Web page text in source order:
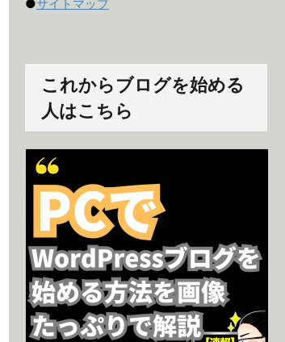
●サイトマップ
これからブログを始める
人はこちら